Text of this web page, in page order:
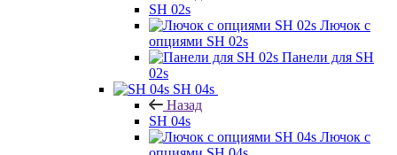
SH 02s
Лючок с
опциями SH 02s
Панели для SH
02s
SH 04s
Назад
SH 04s
Лючок с